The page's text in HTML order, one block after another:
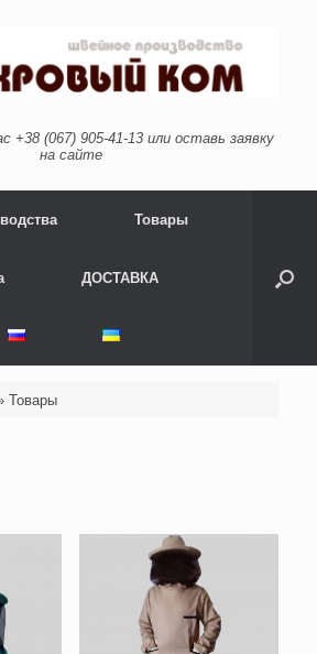
+38 (067) 905-41-13 или оставь заявку
на сайте
Товары
ДОСТАВКА
Товары